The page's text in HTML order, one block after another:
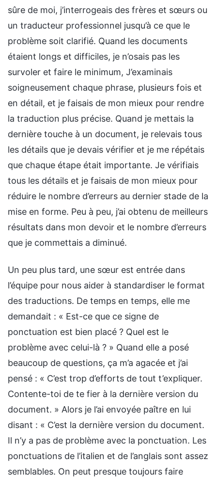
sûre de moi, j’interrogeais des frères et sœurs ou
un traducteur professionnel jusqu’à ce que le
problème soit clarifié. Quand les documents
étaient longs et difficiles, je n’osais pas les
survoler et faire le minimum, J’examinais
soigneusement chaque phrase, plusieurs fois et
en détail, et je faisais de mon mieux pour rendre
la traduction plus précise. Quand je mettais la
dernière touche à un document, je relevais tous
les détails que je devais vérifier et je me répétais
que chaque étape était importante. Je vérifiais
tous les détails et je faisais de mon mieux pour
réduire le nombre d’erreurs au dernier stade de la
mise en forme. Peu à peu, j’ai obtenu de meilleurs
résultats dans mon devoir et le nombre d’erreurs
que je commettais a diminué.
Un peu plus tard, une sœur est entrée dans
l’équipe pour nous aider à standardiser le format
des traductions. De temps en temps, elle me
demandait : « Est-ce que ce signe de
ponctuation est bien placé ? Quel est le
problème avec celui-là ? » Quand elle a posé
beaucoup de questions, ça m’a agacée et j’ai
pensé : « C’est trop d’efforts de tout t’expliquer.
Contente-toi de te fier à la dernière version du
document. » Alors je l’ai envoyée paître en lui
disant : « C’est la dernière version du document.
Il n’y a pas de problème avec la ponctuation. Les
ponctuations de l’italien et de l’anglais sont assez
semblables. On peut presque toujours faire